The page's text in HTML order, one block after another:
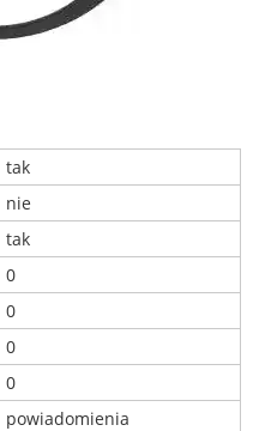
tak
nie
tak
0
0
0
0
powiadomienia